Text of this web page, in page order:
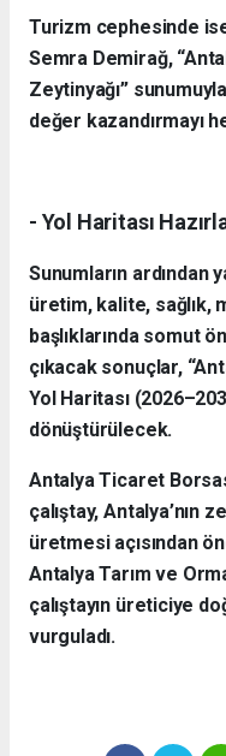
Turizm cephesinde
Semra Demirağ,
Zeytinyağı”
değer kazandırmayı
- Yol Haritası
Sunumların ardından
üretim, kalite, sağlık,
başlıklarında somut
çıkacak sonuçlar,
Yol Haritası
dönüştürülecek.
Antalya Ticaret
çalıştay, Antalya’nın
üretmesi açısından
Antalya Tarım ve
çalıştayın üreticiye
vurguladı.